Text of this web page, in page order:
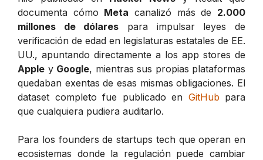
documenta cómo Meta canalizó más de 2.000
millones de dólares para impulsar leyes de
verificación de edad en legislaturas estatales de EE.
UU., apuntando directamente a los app stores de
Apple y Google, mientras sus propias plataformas
quedaban exentas de esas mismas obligaciones. El
dataset completo fue publicado en GitHub para
que cualquiera pudiera auditarlo.
Para los founders de startups tech que operan en
ecosistemas donde la regulación puede cambiar